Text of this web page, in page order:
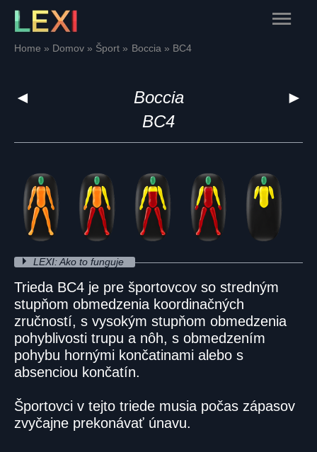
Skip
content
Main
Home Domov Šport Boccia BC4
◄ ►
Boccia
BC4
LEXI: Ako to funguje
Trieda BC4 je pre športovcov so stredným
stupňom obmedzenia koordinačných
zručností, s vysokým stupňom obmedzenia
pohyblivosti trupu a nôh, s obmedzením
pohybu hornými končatinami alebo s
absenciou končatín.
Športovci v tejto triede musia počas zápasov
zvyčajne prekonávať únavu.